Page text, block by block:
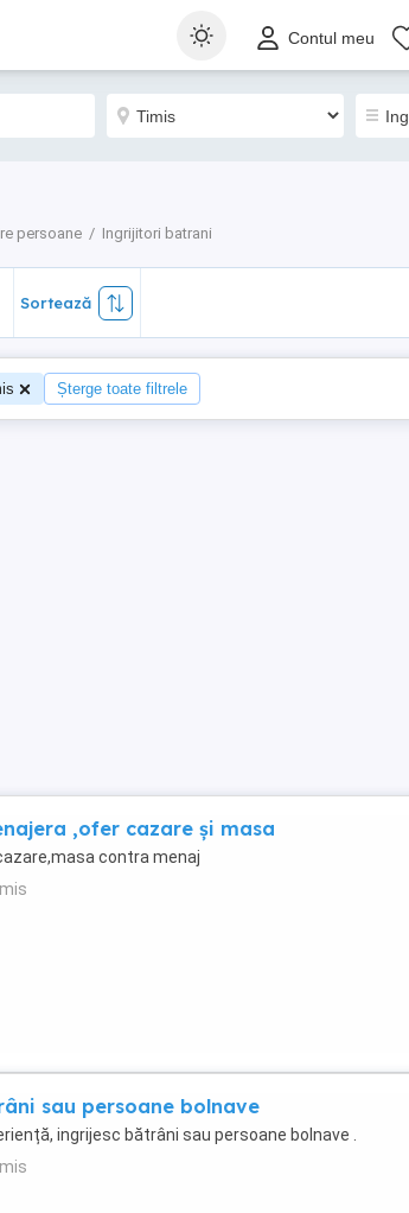
Contul meu
persoane Ingrijitori batrani
Sortează
Șterge toate filtrele
,ofer cazare și masa
contra menaj
sau persoane bolnave
ingrijesc bătrâni sau persoane bolnave .